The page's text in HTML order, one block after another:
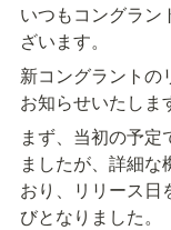
いつもコングラン
ざいます。
新コングラントの
お知らせいたしま
まず、当初の予定
ましたが、詳細
おり、リリース日
びとなりました。